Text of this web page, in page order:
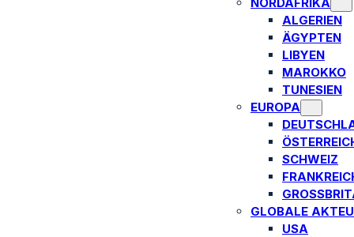
ALGERIEN
ÄGYPTEN
LIBYEN
MAROKKO
TUNESIEN
EUROPA
SCHWEIZ
GLOBALE
USA